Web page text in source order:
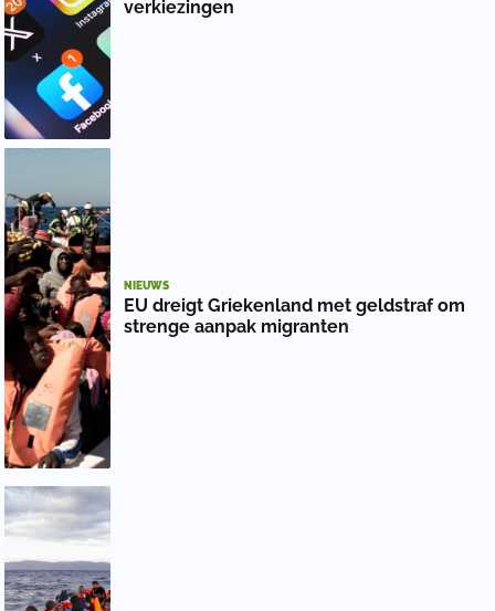
verkiezingen
NIEUWS
EU dreigt Griekenland met geldstraf om
strenge aanpak migranten